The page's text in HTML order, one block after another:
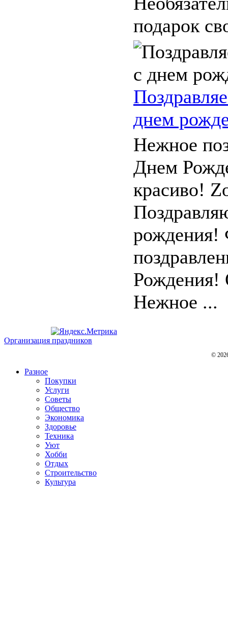
подарок
днем
Нежное
Днем
красиво!
рождения!
Рождения!
Нежное ...
Организация праздников
©
Разное
Покупки
Услуги
Советы
Общество
Экономика
Здоровье
Техника
Уют
Хобби
Отдых
Строительство
Культура